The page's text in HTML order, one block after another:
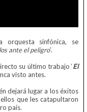
orquesta sinfónica, se
ante el peligro’.
su último trabajo ‘El
visto antes.
dejará lugar a los éxitos
que les catapultaron
país.